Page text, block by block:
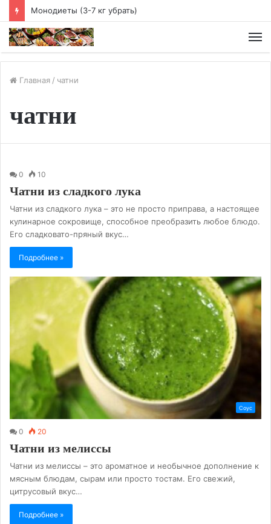
Чайная диета
Главная / чатни
чатни
0 10
Чатни из сладкого лука
Чатни из сладкого лука – это не просто приправа, а настоящее
кулинарное сокровище, способное преобразить любое блюдо.
Его сладковато-пряный вкус…
Подробнее »
Соус
0 20
Чатни из мелиссы
Чатни из мелиссы – это ароматное и необычное дополнение к
мясным блюдам, сырам или просто тостам. Его свежий,
цитрусовый вкус…
Подробнее »